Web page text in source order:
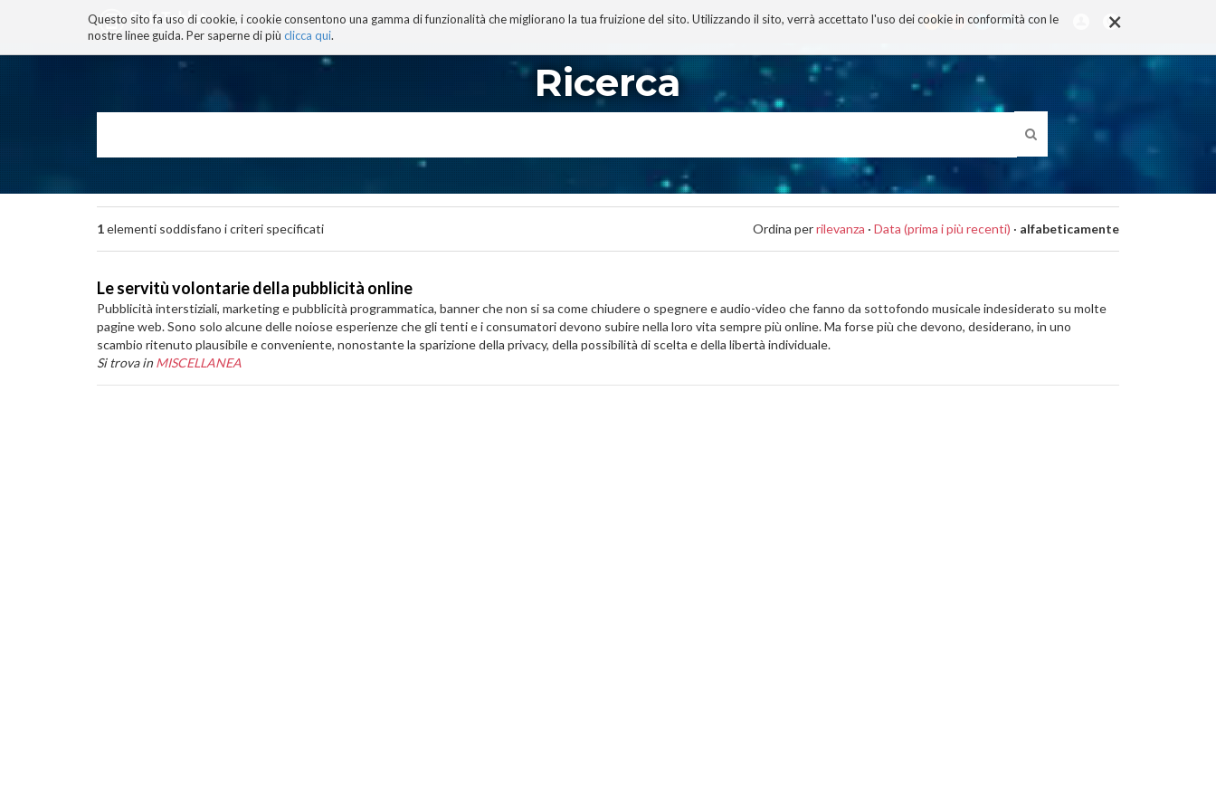
×
Questo sito fa uso di cookie, i cookie consentono una gamma di funzionalità che migliorano la tua fruizione del sito. Utilizzando il sito, verrà accettato l'uso dei cookie in conformità con le
nostre linee guida. Per saperne di più clicca qui.
BLOG TECNOCONSAPEVOLEZZA TECNOBIBLIOGRAFIA I MIEI LIBRI PROGETTO
navigazione
Ricerca
1elementi soddisfano i criteri specificati Ordina perrilevanza · Data (prima i più recenti) · alfabeticamente
Le servitù volontarie della pubblicità online
Pubblicità interstiziali, marketing e pubblicità programmatica, banner che non si sa come chiudere o spegnere e audio-video che fanno da sottofondo musicale indesiderato su molte
pagine web. Sono solo alcune delle noiose esperienze che gli tenti e i consumatori devono subire nella loro vita sempre più online. Ma forse più che devono, desiderano, in uno
scambio ritenuto plausibile e conveniente, nonostante la sparizione della privacy, della possibilità di scelta e della libertà individuale.
Si trova in MISCELLANEA